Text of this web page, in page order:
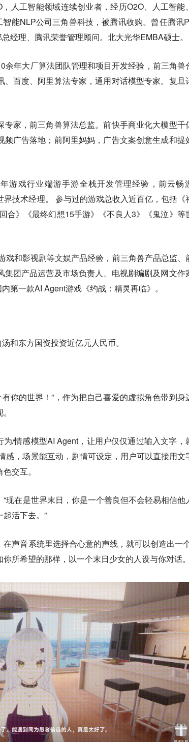
人工智能领域连续创业者，经历O2O、人工智能
能NLP公司三角兽科技，被腾讯收购。曾任腾讯
经理、腾讯荣誉管理顾问。北大光华EMBA硕士。
年大厂算法团队管理和项目开发经验，前三角兽
百度、阿里算法专家，通用对话模型专家。复旦
家，前三角兽算法总监。前快手商业化大模型千
广告落地；前阿里妈妈，广告文案创意生成和提
游戏行业端游手游全栈开发管理经验，前云畅
技术经理。 参与过的游戏总收入近百亿，包括《
合》《最终幻想15手游》《不良人3》《鬼泣》等
戏和影视剧等文娱产品经验，前三角兽产品总监、
团产品运营及市场负责人、电视剧编剧及网文作
第一款AI Agent游戏《约战：精灵再临》。
和东方国资投资近亿元人民币。
你的世界！”，作为把自己喜爱的虚拟角色带到身
/情感模型AI Agent，让用户仅仅通过输入文字，
感，场景能互动，剧情可设定，用户可以直接用文
交互。
现在是世界末日，你是一个善良但不会轻易相信他
活下去。”
声音系统里选择合心意的声线，就可以创造出一
所希望的那样，以一个末日少女的人设与你对话